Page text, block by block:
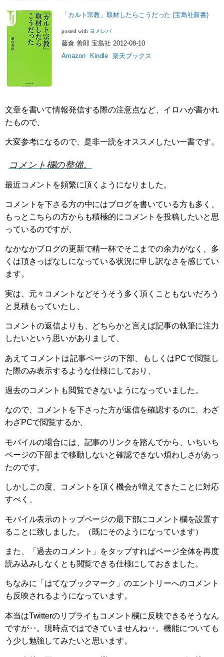
「カルト宗教」取材したらこうだった (宝島社新書)
posted with ヨメレバ
藤倉 善郎 宝島社 2012-08-10
Amazon
Kindle 楽天ブックス
文章を書いて情報発信する際の注意点など、イロハが書かれ
たもので、
大変参考になるので、是非一読をオススメしたい一書です。
コメント欄の整備。
最近コメントを頻繁に頂くようになりました。
コメントを下さる方の中にはブログを書いている方も多く、
もっとこちらの方からも積極的にコメントを投稿したいと思
っているのですが、
なかなかブログの更新で精一杯でそこまでの余力がなく、多
くは頂きっぱなしになっている状況に申し訳なさを感じてい
ます。
実は、元々コメントなどそうそう多く頂くこともないだろう
と見積もっていたし、
コメントの返信よりも、どちらかと言えば記事の執筆に注力
したいという思いがありまして、
あえてコメントは記事ページの下部、もしくはPCで閲覧し
た際のみ表示するような仕様にしており、
過去のコメントも閲覧できないようになっていました。
なので、コメントを下さった方が返信を確認するのに、わざ
わざPCで閲覧するか、
モバイルの場合には、記事のリンクを踏んでから、いちいち
ページの下部まで移動しないと確認できない煩わしさがあっ
たのです。
しかしこの度、コメントを頂く機会が増えてきたことに対応
すべく、
モバイル表示のトップページの最下部にコメント欄を設置す
ることに致しました。（既にそのようになっています）
また、「過去のコメント」をタップすればページ全体を再度
読み込みしなくとも閲覧できる仕様にしておきました。
ちなみに「はてなブックマーク」のエントリーへのコメント
も反映されるようになっています。
本当はTwitterのリプライもコメント欄に反映できるそうなん
ですが‥。現時点ではできていませんね‥。機能についても
う少し勉強してみたいと思います。